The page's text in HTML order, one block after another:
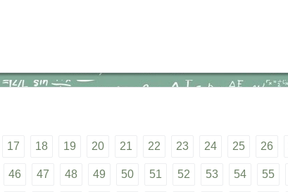
17 18 19 20 21 22 23 24 25 26
46 47 48 49 50 51 52 53 54 55